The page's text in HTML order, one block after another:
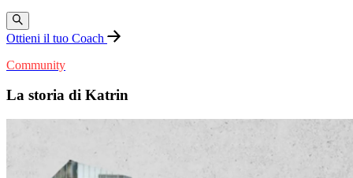
Ottieni il tuo Coach
Community
La storia di Katrin